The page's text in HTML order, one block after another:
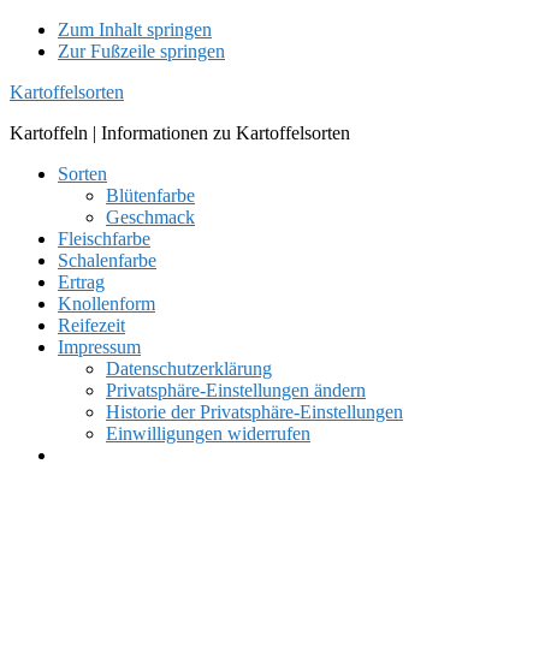
Zum Inhalt springen
Zur Fußzeile springen
Kartoffelsorten
Kartoffeln | Informationen zu Kartoffelsorten
Sorten
Blütenfarbe
Geschmack
Fleischfarbe
Schalenfarbe
Ertrag
Knollenform
Reifezeit
Impressum
Datenschutzerklärung
Privatsphäre-Einstellungen ändern
Historie der Privatsphäre-Einstellungen
Einwilligungen widerrufen